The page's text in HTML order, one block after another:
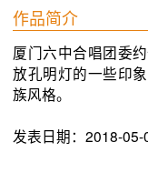
作品简介
厦门六中合唱团委
放孔明灯的一些印
族风格。
发表日期：2018-05-